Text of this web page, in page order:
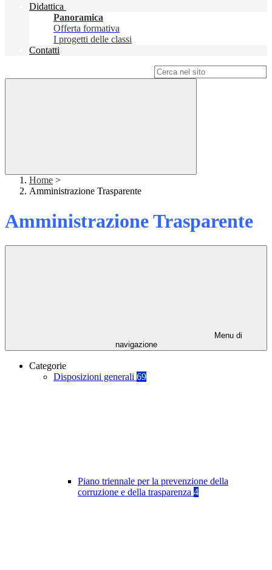
Didattica
Panoramica
Offerta formativa
I progetti delle classi
Contatti
Home >
Amministrazione Trasparente
Amministrazione Trasparente
Menu di
navigazione
Categorie
Disposizioni generali 69
Piano triennale per la prevenzione della
corruzione e della trasparenza 4